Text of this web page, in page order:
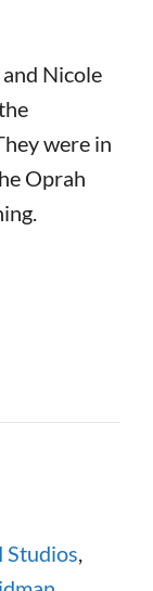
Nicole
were in
Oprah
Studios,